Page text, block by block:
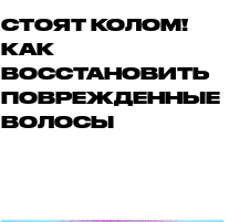
СТОЯТ КОЛОМ!
КАК
ВОССТАНОВИТЬ
ПОВРЕЖДЕННЫЕ
ВОЛОСЫ